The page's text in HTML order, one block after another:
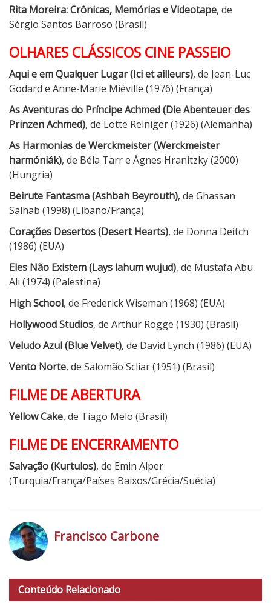
Rita Moreira: Crônicas, Memórias e Videotape, de
Sérgio Santos Barroso (Brasil)
OLHARES CLÁSSICOS CINE PASSEIO
Aqui e em Qualquer Lugar (Ici et ailleurs), de Jean-Luc
Godard e Anne-Marie Miéville (1976) (França)
As Aventuras do Príncipe Achmed (Die Abenteuer des
Prinzen Achmed), de Lotte Reiniger (1926) (Alemanha)
As Harmonias de Werckmeister (Werckmeister
harmóniák), de Béla Tarr e Ágnes Hranitzky (2000)
(Hungria)
Beirute Fantasma (Ashbah Beyrouth), de Ghassan
Salhab (1998) (Líbano/França)
Corações Desertos (Desert Hearts), de Donna Deitch
(1986) (EUA)
Eles Não Existem (Lays lahum wujud), de Mustafa Abu
Ali (1974) (Palestina)
High School, de Frederick Wiseman (1968) (EUA)
Hollywood Studios, de Arthur Rogge (1930) (Brasil)
Veludo Azul (Blue Velvet), de David Lynch (1986) (EUA)
Vento Norte, de Salomão Scliar (1951) (Brasil)
FILME DE ABERTURA
Yellow Cake, de Tiago Melo (Brasil)
FILME DE ENCERRAMENTO
Salvação (Kurtulos), de Emin Alper
(Turquia/França/Países Baixos/Grécia/Suécia)
t
Francisco Carbone
Conteúdo Relacionado